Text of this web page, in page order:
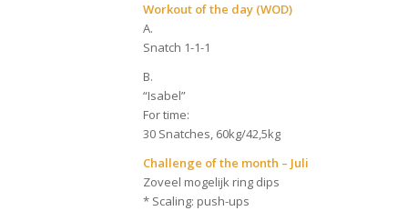
Workout of the day (WOD)
A.
Snatch 1-1-1
B.
“Isabel”
For time:
30 Snatches, 60kg/42,5kg
Challenge of the month – Juli
Zoveel mogelijk ring dips
* Scaling: push-ups